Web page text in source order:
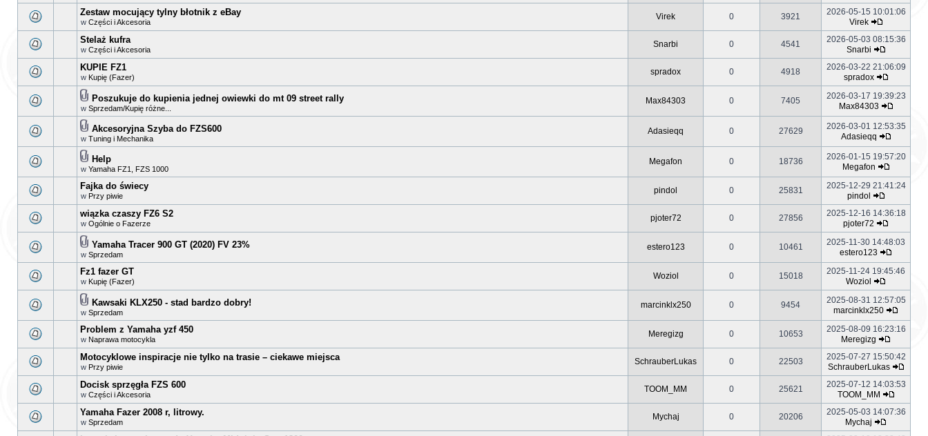
Zestaw mocujący tylny błotnik z eBay
w Części i Akcesoria
Virek 0 3921
2026-05-15 10:01:06
Virek
Stelaż kufra
w Części i Akcesoria
Snarbi 0 4541
2026-05-03 08:15:36
Snarbi
KUPIE FZ1
w Kupię (Fazer)
spradox 0 4918
2026-03-22 21:06:09
spradox
Poszukuje do kupienia jednej owiewki do mt 09 street rally
w Sprzedam/Kupię różne...
Max84303 0 7405
2026-03-17 19:39:23
Max84303
Akcesoryjna Szyba do FZS600
w Tuning i Mechanika
Adasieqq 0 27629
2026-03-01 12:53:35
Adasieqq
Help
w Yamaha FZ1, FZS 1000
Megafon 0 18736
2026-01-15 19:57:20
Megafon
Fajka do świecy
w Przy piwie
pindol 0 25831
2025-12-29 21:41:24
pindol
wiązka czaszy FZ6 S2
w Ogólnie o Fazerze
pjoter72 0 27856
2025-12-16 14:36:18
pjoter72
Yamaha Tracer 900 GT (2020) FV 23%
w Sprzedam
estero123 0 10461
2025-11-30 14:48:03
estero123
Fz1 fazer GT
w Kupię (Fazer)
Woziol 0 15018
2025-11-24 19:45:46
Woziol
Kawsaki KLX250 - stad bardzo dobry!
w Sprzedam
marcinklx250 0 9454
2025-08-31 12:57:05
marcinklx250
Problem z Yamaha yzf 450
w Naprawa motocykla
Meregizg 0 10653
2025-08-09 16:23:16
Meregizg
Motocyklowe inspiracje nie tylko na trasie – ciekawe miejsca
w Przy piwie
SchrauberLukas 0 22503
2025-07-27 15:50:42
SchrauberLukas
Docisk sprzęgła FZS 600
w Części i Akcesoria
TOOM_MM 0 25621
2025-07-12 14:03:53
TOOM_MM
Yamaha Fazer 2008 r, litrowy.
w Sprzedam
Mychaj 0 20206
2025-05-03 14:07:36
Mychaj